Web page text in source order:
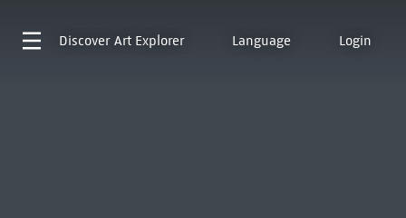
Discover Art Explorer Language Login